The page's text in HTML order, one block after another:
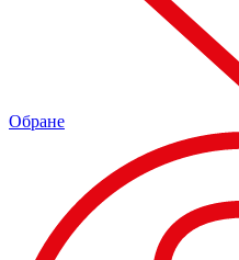
Обране